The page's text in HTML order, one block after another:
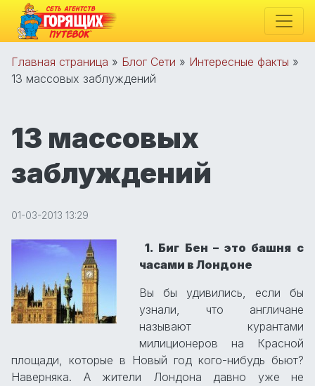
Главная страница » Блог Сети » Интересные факты »
13 массовых заблуждений
13 массовых
заблуждений
01-03-2013 13:29
1. Биг Бен – это башня с
часами в Лондоне
Вы бы удивились, если бы
узнали, что англичане
называют курантами
милиционеров на Красной
площади, которые в Новый год кого-нибудь бьют?
Наверняка. А жители Лондона давно уже не